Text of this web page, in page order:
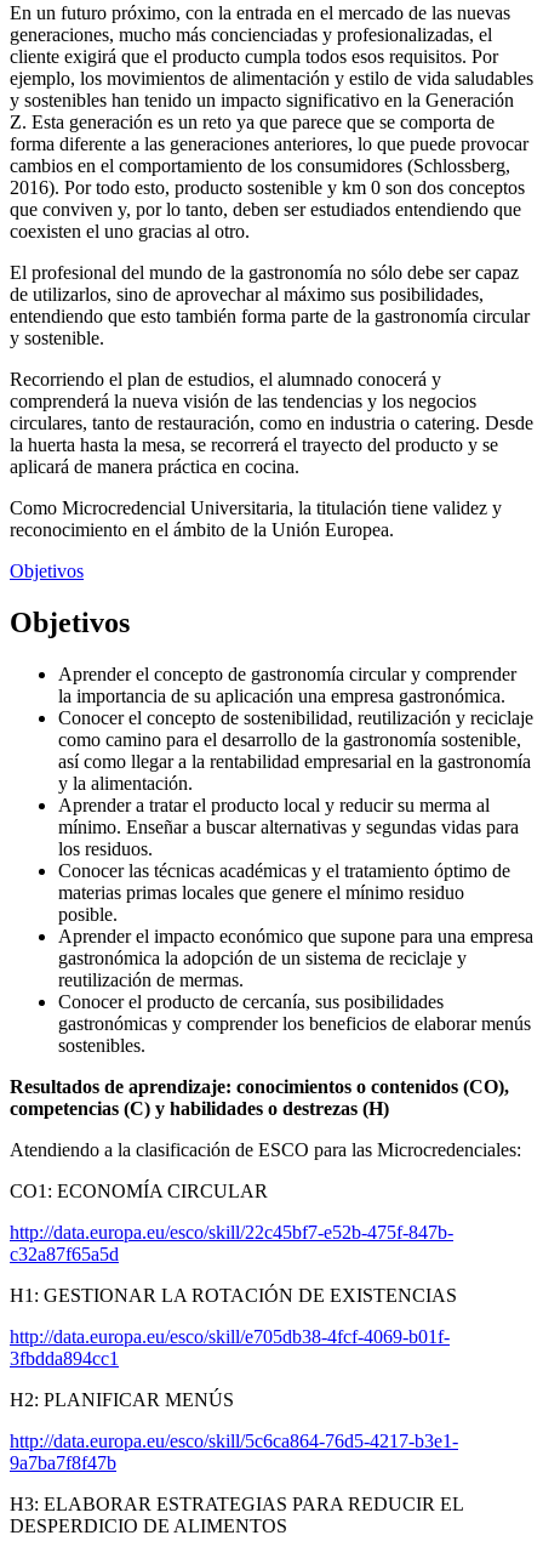
En un futuro próximo, con la entrada en el mercado de las nuevas
generaciones, mucho más concienciadas y profesionalizadas, el
cliente exigirá que el producto cumpla todos esos requisitos. Por
ejemplo, los movimientos de alimentación y estilo de vida saludables
y sostenibles han tenido un impacto significativo en la Generación
Z. Esta generación es un reto ya que parece que se comporta de
forma diferente a las generaciones anteriores, lo que puede provocar
cambios en el comportamiento de los consumidores (Schlossberg,
2016). Por todo esto, producto sostenible y km 0 son dos conceptos
que conviven y, por lo tanto, deben ser estudiados entendiendo que
coexisten el uno gracias al otro.
El profesional del mundo de la gastronomía no sólo debe ser capaz
de utilizarlos, sino de aprovechar al máximo sus posibilidades,
entendiendo que esto también forma parte de la gastronomía circular
y sostenible.
Recorriendo el plan de estudios, el alumnado conocerá y
comprenderá la nueva visión de las tendencias y los negocios
circulares, tanto de restauración, como en industria o catering. Desde
la huerta hasta la mesa, se recorrerá el trayecto del producto y se
aplicará de manera práctica en cocina.
Como Microcredencial Universitaria, la titulación tiene validez y
reconocimiento en el ámbito de la Unión Europea.
Objetivos
Objetivos
Aprender el concepto de gastronomía circular y comprender
la importancia de su aplicación una empresa gastronómica.
Conocer el concepto de sostenibilidad, reutilización y reciclaje
como camino para el desarrollo de la gastronomía sostenible,
así como llegar a la rentabilidad empresarial en la gastronomía
y la alimentación.
Aprender a tratar el producto local y reducir su merma al
mínimo. Enseñar a buscar alternativas y segundas vidas para
los residuos.
Conocer las técnicas académicas y el tratamiento óptimo de
materias primas locales que genere el mínimo residuo
posible.
Aprender el impacto económico que supone para una empresa
gastronómica la adopción de un sistema de reciclaje y
reutilización de mermas.
Conocer el producto de cercanía, sus posibilidades
gastronómicas y comprender los beneficios de elaborar menús
sostenibles.
Resultados de aprendizaje: conocimientos o contenidos (CO),
competencias (C) y habilidades o destrezas (H)
Atendiendo a la clasificación de ESCO para las Microcredenciales:
CO1: ECONOMÍA CIRCULAR
http://data.europa.eu/esco/skill/22c45bf7-e52b-475f-847b-
c32a87f65a5d
H1: GESTIONAR LA ROTACIÓN DE EXISTENCIAS
http://data.europa.eu/esco/skill/e705db38-4fcf-4069-b01f-
3fbdda894cc1
H2: PLANIFICAR MENÚS
http://data.europa.eu/esco/skill/5c6ca864-76d5-4217-b3e1-
9a7ba7f8f47b
H3: ELABORAR ESTRATEGIAS PARA REDUCIR EL
DESPERDICIO DE ALIMENTOS